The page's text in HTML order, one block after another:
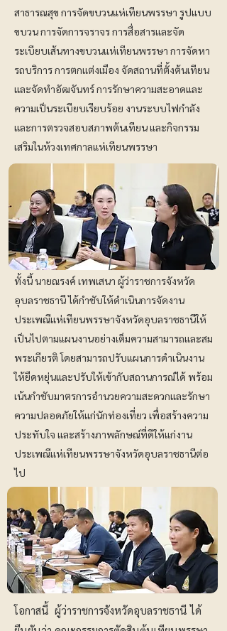
สาธารณสุข การจัดขบวนแห่เทียนพรรษา รูปแบบ
ขบวน การจัดการจราจร การสื่อสารและจัด
ระเบียบเส้นทางขบวนแห่เทียนพรรษา การจัดหา
รถบริการ การตกแต่งเมือง จัดสถานที่ตั้งต้นเทียน
และจัดทำอัฒจันทร์ การรักษาความสะอาดและ
ความเป็นระเบียบเรียบร้อย งานระบบไฟกำลัง
และการตรวจสอบสภาพต้นเทียน และกิจกรรม
เสริมในห้วงเทศกาลแห่เทียนพรรษา
ทั้งนี้ นายณรงค์ เทพเสนา ผู้ว่าราชการจังหวัด
อุบลราชธานี ได้กำชับให้ดำเนินการจัดงาน
ประเพณีแห่เทียนพรรษาจังหวัดอุบลราชธานีให้
เป็นไปตามแผนงานอย่างเต็มความสามารถและสม
พระเกียรติ โดยสามารถปรับแผนการดำเนินงาน
ให้ยืดหยุ่นและปรับให้เข้ากับสถานการณ์ได้ พร้อม
เน้นกำชับมาตรการอำนวยความสะดวกและรักษา
ความปลอดภัยให้แก่นักท่องเที่ยว เพื่อสร้างความ
ประทับใจ และสร้างภาพลักษณ์ที่ดีให้แก่งาน
ประเพณีแห่เทียนพรรษาจังหวัดอุบลราชธานีต่อ
ไป
โอกาสนี้ ผู้ว่าราชการจังหวัดอุบลราชธานี ได้